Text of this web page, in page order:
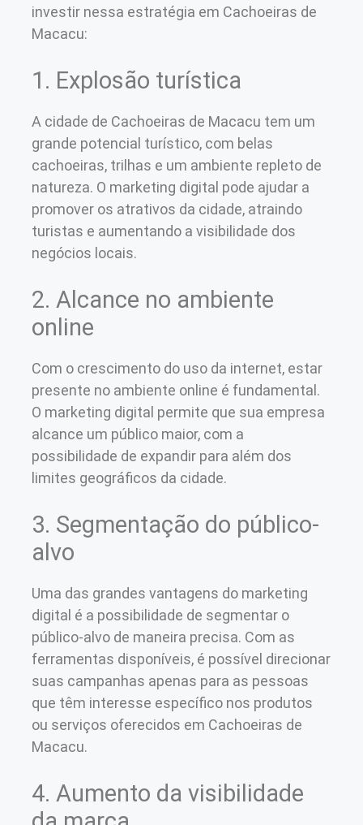
investir nessa estratégia em Cachoeiras de
Macacu:
1. Explosão turística
A cidade de Cachoeiras de Macacu tem um
grande potencial turístico, com belas
cachoeiras, trilhas e um ambiente repleto de
natureza. O marketing digital pode ajudar a
promover os atrativos da cidade, atraindo
turistas e aumentando a visibilidade dos
negócios locais.
2. Alcance no ambiente
online
Com o crescimento do uso da internet, estar
presente no ambiente online é fundamental.
O marketing digital permite que sua empresa
alcance um público maior, com a
possibilidade de expandir para além dos
limites geográficos da cidade.
3. Segmentação do público-
alvo
Uma das grandes vantagens do marketing
digital é a possibilidade de segmentar o
público-alvo de maneira precisa. Com as
ferramentas disponíveis, é possível direcionar
suas campanhas apenas para as pessoas
que têm interesse específico nos produtos
ou serviços oferecidos em Cachoeiras de
Macacu.
4. Aumento da visibilidade